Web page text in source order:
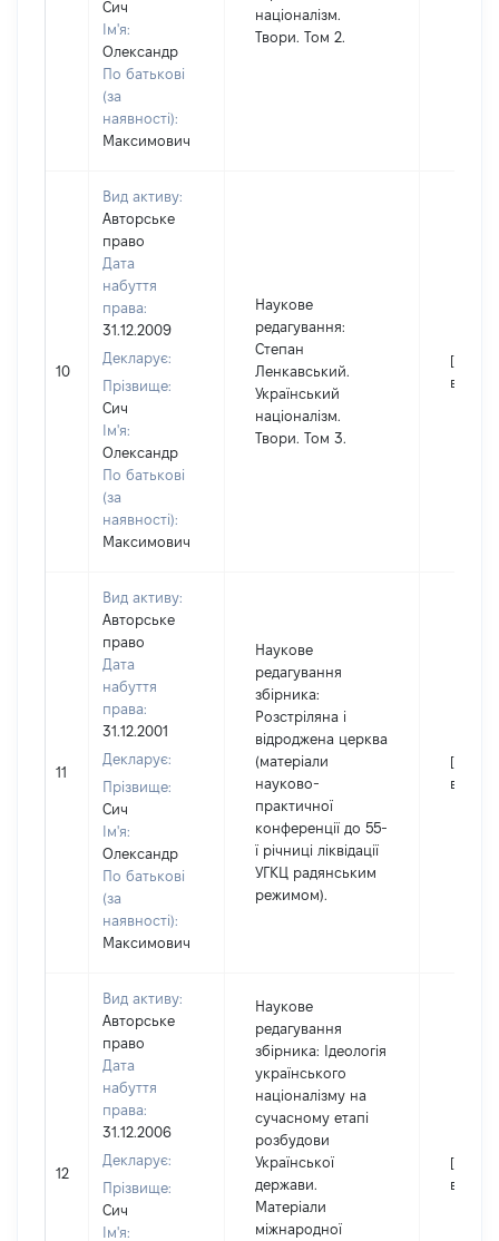
Сич
Ім'я:
Олександр
По батькові
(за
наявності):
Максимович
націоналізм.
Твори. Том 2.
10
Вид активу:
Авторське
право
Дата
набуття
права:
31.12.2009
Декларує:
Прізвище:
Сич
Ім'я:
Олександр
По батькові
(за
наявності):
Максимович
Наукове
редагування:
Степан
Ленкавський.
Український
націоналізм.
Твори. Том 3.
[Не
11
Вид активу:
Авторське
право
Дата
набуття
права:
31.12.2001
Декларує:
Прізвище:
Сич
Ім'я:
Олександр
По батькові
(за
наявності):
Максимович
Наукове
редагування
збірника:
Розстріляна і
відроджена церква
(матеріали
науково-
практичної
конференції до 55-
ї річниці ліквідації
УГКЦ радянським
режимом).
[Не
12
Вид активу:
Авторське
право
Дата
набуття
права:
31.12.2006
Декларує:
Прізвище:
Сич
Ім'я:
Наукове
редагування
збірника: Ідеологія
українського
націоналізму на
сучасному етапі
розбудови
Української
держави.
Матеріали
міжнародної
[Не